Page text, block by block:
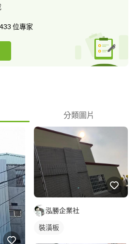
位專家
分類圖片
泓勝企業社
裝潢板